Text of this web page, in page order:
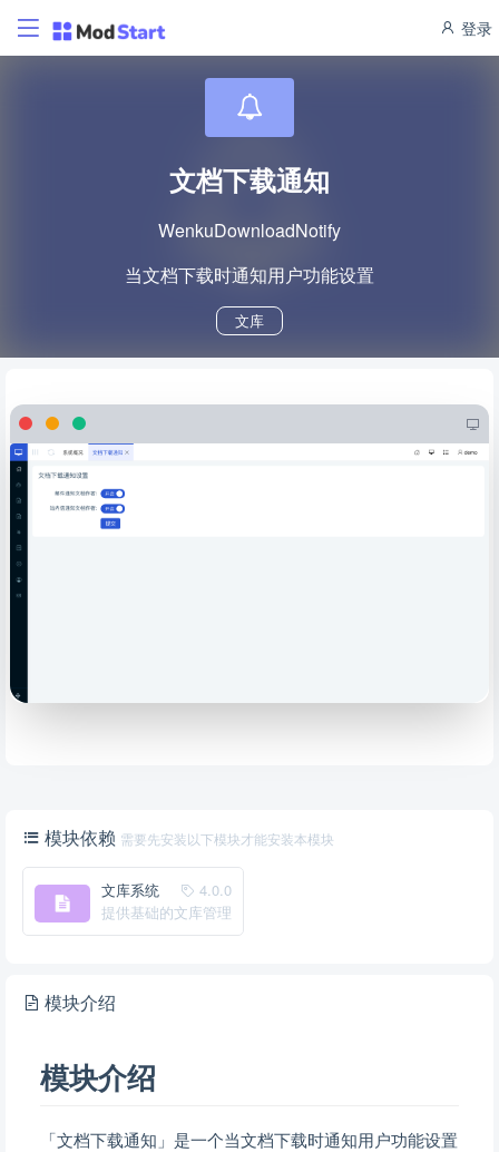
登录
文档下载通知
WenkuDownloadNotify
当文档下载时通知用户功能设置
文库
模块依赖 需要先安装以下模块才能安装本模块
4.0.0
文库系统
提供基础的文库管理
系统
模块介绍
模块介绍
「文档下载通知」是一个当文档下载时通知用户功能设置